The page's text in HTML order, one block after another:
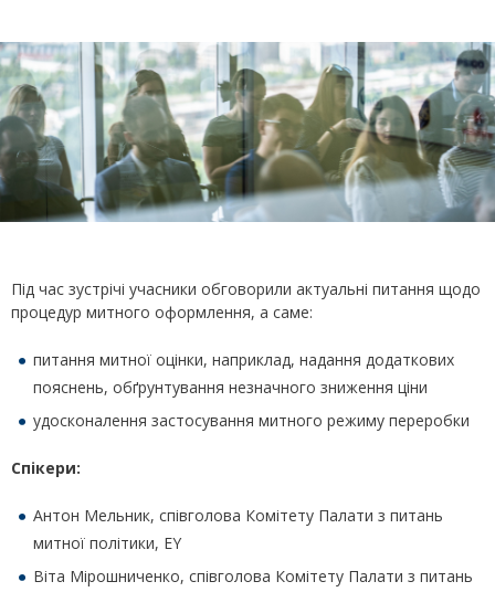
Під час зустрічі учасники обговорили актуальні питання щодо
процедур митного оформлення, а саме:
питання митної оцінки, наприклад, надання додаткових
пояснень, обґрунтування незначного зниження ціни
удосконалення застосування митного режиму переробки
Спікери:
Антон Мельник, cпівголова Комітету Палати з питань
митної політики, EY
Віта Мірошниченко, cпівголова Комітету Палати з питань